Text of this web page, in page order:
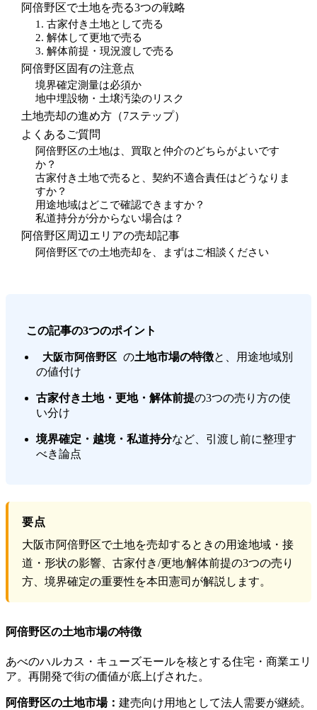
阿倍野区で土地を売る3つの戦略
1. 古家付き土地として売る
2. 解体して更地で売る
3. 解体前提・現況渡しで売る
阿倍野区固有の注意点
境界確定測量は必須か
地中埋設物・土壌汚染のリスク
土地売却の進め方（7ステップ）
よくあるご質問
阿倍野区の土地は、買取と仲介のどちらがよいです
か？
古家付き土地で売ると、契約不適合責任はどうなりま
すか？
用途地域はどこで確認できますか？
私道持分が分からない場合は？
阿倍野区周辺エリアの売却記事
阿倍野区での土地売却を、まずはご相談ください
この記事の3つのポイント
大阪市阿倍野区 の土地市場の特徴と、用途地域別
の値付け
古家付き土地・更地・解体前提の3つの売り方の使
い分け
境界確定・越境・私道持分など、引渡し前に整理す
べき論点
要点
大阪市阿倍野区で土地を売却するときの用途地域・接
道・形状の影響、古家付き/更地/解体前提の3つの売り
方、境界確定の重要性を本田憲司が解説します。
阿倍野区の土地市場の特徴
あべのハルカス・キューズモールを核とする住宅・商業エリ
ア。再開発で街の価値が底上げされた。
阿倍野区の土地市場： 建売向け用地として法人需要が継続。